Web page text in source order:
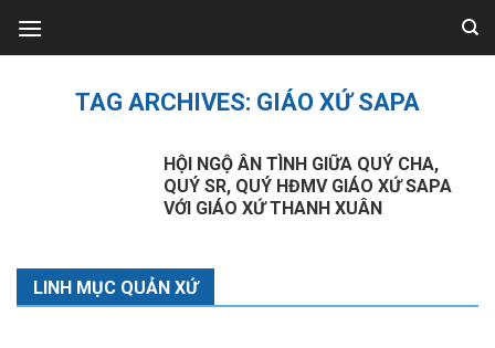
TAG ARCHIVES: GIÁO XỨ SAPA
HỘI NGỘ ÂN TÌNH GIỮA QUÝ CHA,
QUÝ SR, QUÝ HĐMV GIÁO XỨ SAPA
VỚI GIÁO XỨ THANH XUÂN
LINH MỤC QUẢN XỨ